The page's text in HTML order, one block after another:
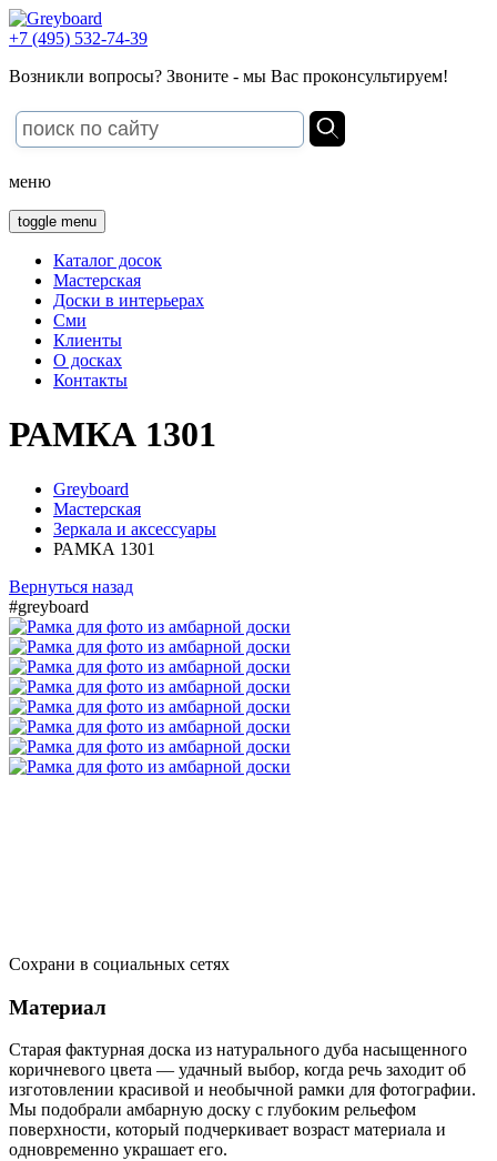
+7 (495) 532-74-39
Возникли вопросы? Звоните - мы Вас проконсультируем!
меню
toggle menu
Каталог досок
Мастерская
Доски в интерьерах
Сми
Клиенты
О досках
Контакты
РАМКА 1301
Greyboard
Мастерская
Зеркала и аксессуары
РАМКА 1301
Вернуться назад
#greyboard
Сохрани в социальных сетях
Материал
Старая фактурная доска из натурального дуба насыщенного
коричневого цвета — удачный выбор, когда речь заходит об
изготовлении красивой и необычной рамки для фотографии.
Мы подобрали амбарную доску с глубоким рельефом
поверхности, который подчеркивает возраст материала и
одновременно украшает его.